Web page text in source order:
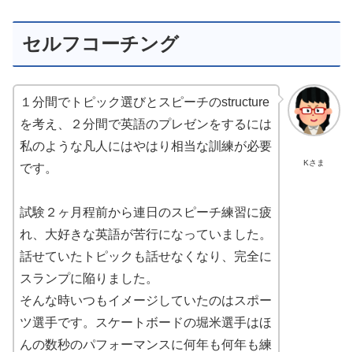
セルフコーチング
Kさま
１分間でトピック選びとスピーチのstructure
を考え、２分間で英語のプレゼンをするには
私のような凡人にはやはり相当な訓練が必要
です。
試験２ヶ月程前から連日のスピーチ練習に疲
れ、大好きな英語が苦行になっていました。
話せていたトピックも話せなくなり、完全に
スランプに陥りました。
そんな時いつもイメージしていたのはスポー
ツ選手です。スケートボードの堀米選手はほ
んの数秒のパフォーマンスに何年も何年も練